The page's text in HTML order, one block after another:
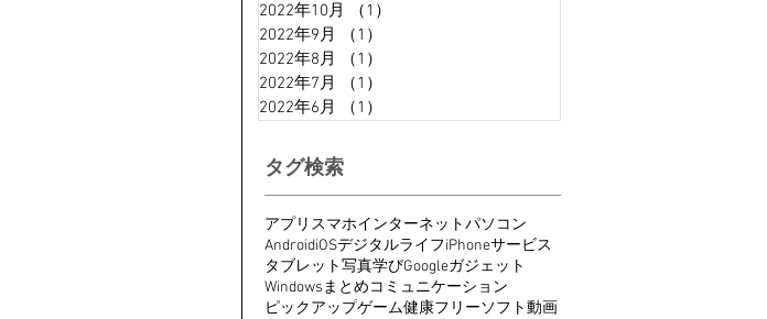
2022年10月
（1）
2022年9月
（1）
2022年8月
（1）
2022年7月
（1）
2022年6月
（1）
タグ検索
アプリ スマホインターネットパソコン
AndroidiOSデジタルライフiPhoneサービス
タブレット写真学びGoogleガジェット
Windowsまとめコミュニケーション
ピックアップゲーム健康フリーソフト動画